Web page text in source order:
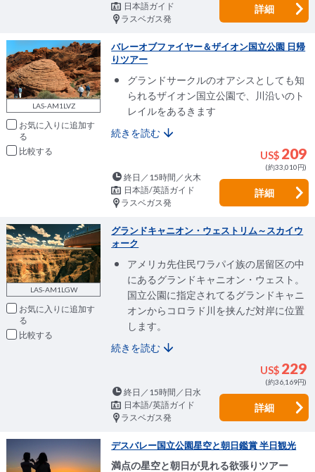
日本語ガイド
ラスベガス発
詳細
LAS-AM1LVZ
お気に入りに追加
比較
バレーオブファイヤー＆ザイオン国立公園 日帰
りツアー
グランドサークルのオアシスとしても知
られるザイオン国立公園で、川沿いのト
レイルをあるきます
続きを読む
US$ 209
(約33,010円)
終日／15時間／火木
日本語/英語ガイド
ラスベガス発
詳細
LAS-AM1LGW
お気に入りに追加
比較
グランドキャニオン・ウェストリム～スカイウ
ォーク
アメリカ先住民ワラパイ族の居留区の中
にあるグランドキャニオン・ウェスト。
国立公園に指定されてるグランドキャニ
オンからコロラド川を挟んだ対岸に位置
します。
続きを読む
US$ 229
(約36,169円)
終日／15時間／日水
日本語/英語ガイド
ラスベガス発
詳細
デスバレー国立公園星空と朝日鑑賞 半日観光
満点の星空と朝日が見れる欲張りツアー